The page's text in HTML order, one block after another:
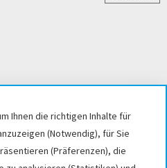
Ihnen die richtigen Inhalte für
(Notwendig), für Sie
(Präferenzen), die